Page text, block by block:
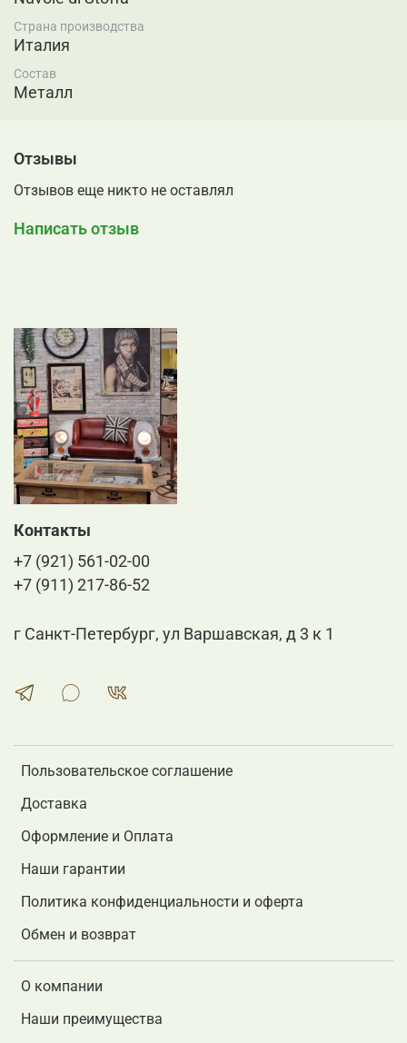
Страна производства
Италия
Состав
Металл
Отзывы
Отзывов еще никто не оставлял
Написать отзыв
Пользовательское соглашение
Доставка
Оформление и Оплата
Наши гарантии
Политика конфиденциальности и оферта
Обмен и возврат
О компании
Наши преимущества
Контакты
+7 (921) 561-02-00
+7 (911) 217-86-52
г Санкт-Петербург, ул Варшавская, д 3 к 1